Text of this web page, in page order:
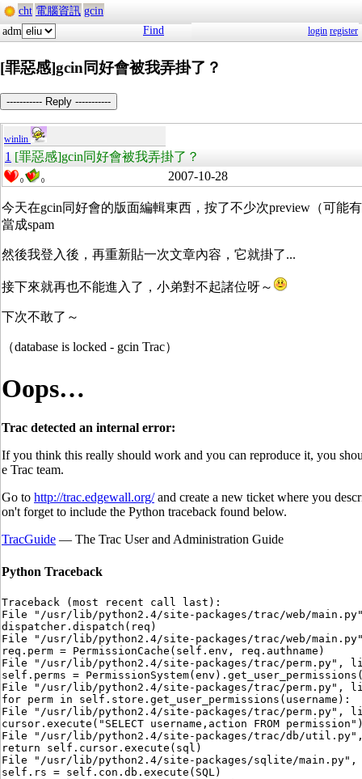
cht 電腦資訊 gcin
adm
Find login register
[罪惡感]gcin同好會被我弄掛了？
----------- Reply -----------
winlin
1 [罪惡感]gcin同好會被我弄掛了？
0 0 2007-10-28
今天在gcin同好會的版面編輯東西，按了不少次preview（可能
當成spam
然後我登入後，再重新貼一次文章內容，它就掛了...
接下來就再也不能進入了，小弟對不起諸位呀～
下次不敢了～
（database is locked - gcin Trac）
Oops…
Trac detected an internal error:
If you think this really should work and you can reproduce it, you
e Trac team.
Go to http://trac.edgewall.org/and create a new ticket where you
on't forget to include the Python traceback found below.
TracGuide — The Trac User and Administration Guide
Python Traceback
Traceback (most recent call last):
File "/usr/lib/python2.4/site-packages/trac/web/
dispatcher.dispatch(req)
File "/usr/lib/python2.4/site-packages/trac/web/
req.perm = PermissionCache(self.env, req.authname)
File "/usr/lib/python2.4/site-packages/trac/perm.py",
self.perms =
File "/usr/lib/python2.4/site-packages/trac/perm.py",
for perm in self.store.get_user_permissions(username):
File "/usr/lib/python2.4/site-packages/trac/perm.py",
cursor.execute("SELECT username,action FROM
File "/usr/lib/python2.4/site-packages/trac/db/
return self.cursor.execute(sql)
File "/usr/lib/python2.4/site-packages/sqlite/
self.rs = self.con.db.execute(SQL)